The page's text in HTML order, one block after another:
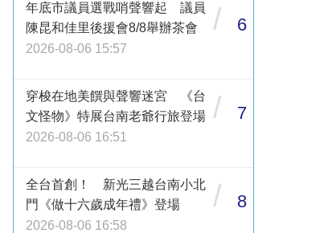
年底市議員選戰哨聲響起 議員
陳昆和佳里後援會8/8舉辦茶會
2026-08-06 15:57
/ 6
穿梭在地美饌與聲響迷宮 《台
文怪物》特展台南老爺行旅登場
2026-08-06 16:51
/ 7
全台首創！ 新光三越台南小北
門《做十六歲成年禮》登場
2026-08-06 16:58
/ 8